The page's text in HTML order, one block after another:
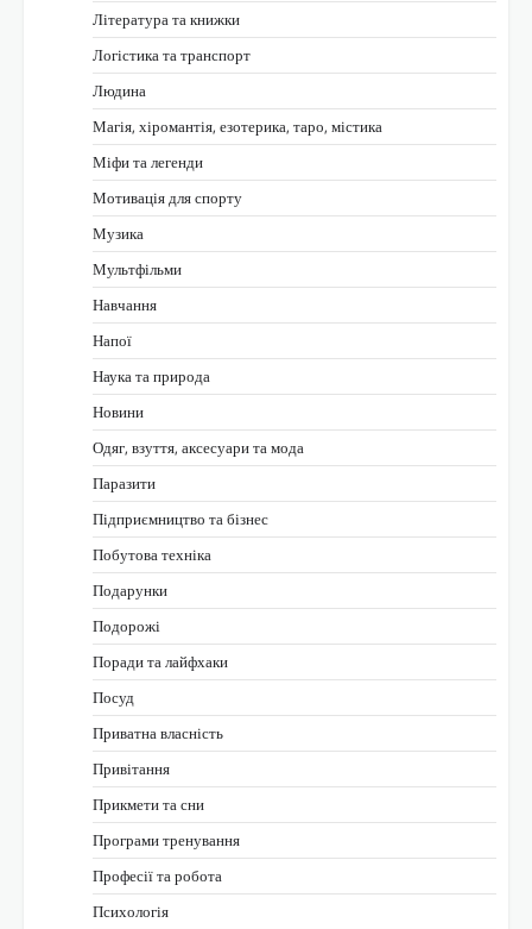
Література та книжки
Логістика та транспорт
Людина
Магія, хіромантія, езотерика, таро, містика
Міфи та легенди
Мотивація для спорту
Музика
Мультфільми
Навчання
Напої
Наука та природа
Новини
Одяг, взуття, аксесуари та мода
Паразити
Підприємництво та бізнес
Побутова техніка
Подарунки
Подорожі
Поради та лайфхаки
Посуд
Приватна власність
Привітання
Прикмети та сни
Програми тренування
Професії та робота
Психологія